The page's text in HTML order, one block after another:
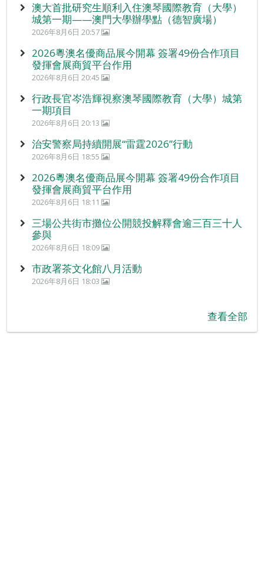
澳大首批研究生順利入住澳琴國際教育（大學）
城第一期——澳門大學辦學點（德智廣場）
2026年8月6日 20:57
2026粵澳名優商品展今開幕 簽署49份合作項目
發揮會展商貿平台作用
2026年8月6日 20:45
行政長官岑浩輝視察澳琴國際教育（大學）城第
一期項目
2026年8月6日 20:13
治安警察局持續開展“雷霆2026”行動
2026年8月6日 18:55
2026粵澳名優商品展今開幕 簽署49份合作項目
發揮會展商貿平台作用
2026年8月6日 18:11
三場公共街市攤位公開競投解釋會逾三百三十人
參與
2026年8月6日 18:09
市政署茶文化館八月活動
2026年8月6日 18:03
查看全部